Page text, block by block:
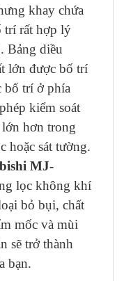
khay chứa
trí rất hợp lý
Bảng diều
lớn được bố trí
bố trí ở phía
kiểm soát
hơn trong
hoặc sát tường.
MJ-
lọc không khí
bỏ bụi, chất
mốc và mùi
sẽ trở thành
bạn.